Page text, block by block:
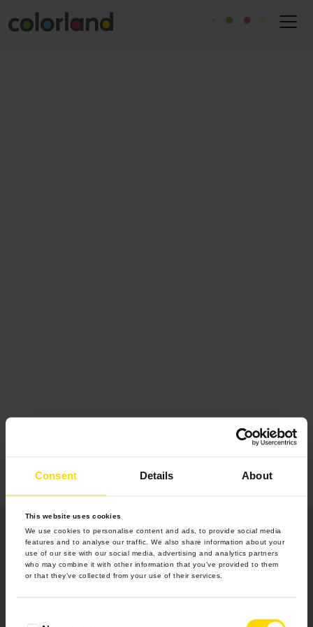
Consent Details About
This website uses cookies
We use cookies to personalise content and ads, to provide social media
features and to analyse our traffic. We also share information about your
use of our site with our social media, advertising and analytics partners
who may combine it with other information that you’ve provided to them
or that they’ve collected from your use of their services.
Produkty